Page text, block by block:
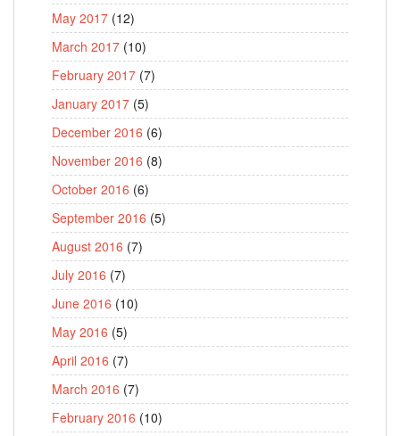
May 2017 (12)
March 2017 (10)
February 2017 (7)
January 2017 (5)
December 2016 (6)
November 2016 (8)
October 2016 (6)
September 2016 (5)
August 2016 (7)
July 2016 (7)
June 2016 (10)
May 2016 (5)
April 2016 (7)
March 2016 (7)
February 2016 (10)